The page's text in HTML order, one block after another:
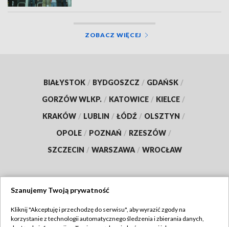
ZOBACZ WIĘCEJ
BIAŁYSTOK / BYDGOSZCZ / GDAŃSK /
GORZÓW WLKP. / KATOWICE / KIELCE /
KRAKÓW / LUBLIN / ŁÓDŹ / OLSZTYN /
OPOLE / POZNAŃ / RZESZÓW /
SZCZECIN / WARSZAWA / WROCŁAW
TVP
Szanujemy Twoją prywatność
Kliknij "Akceptuję i przechodzę do serwisu", aby wyrazić zgody na
korzystanie z technologii automatycznego śledzenia i zbierania danych,